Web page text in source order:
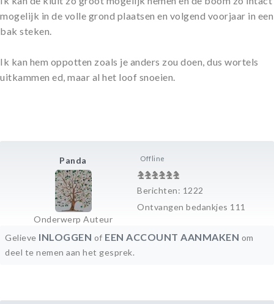
Panda
Onderwerp Auteur
Offline
Berichten: 1222
Ontvangen bedankjes 111
mogelijk in de volle grond plaatsen en volgend voorjaar in een
bak steken.
Ik kan hem oppotten zoals je anders zou doen, dus wortels
uitkammen ed, maar al het loof snoeien.
Gelieve INLOGGEN of EEN ACCOUNT AANMAKEN om
deel te nemen aan het gesprek.